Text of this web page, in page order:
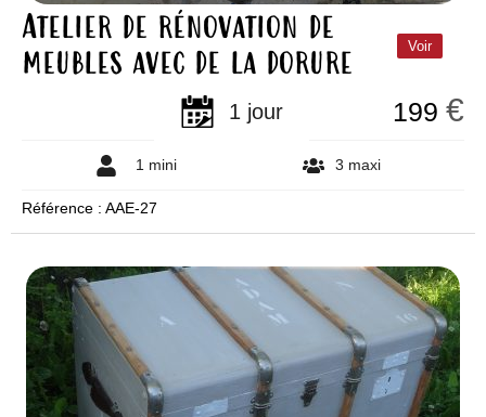
Atelier de rénovation de
meubles avec de la dorure Voir
1 jour 199 €
1 mini 3 maxi
Référence : AAE-27